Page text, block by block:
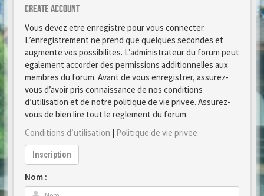
Create account
Vous devez etre enregistre pour vous connecter.
L’enregistrement ne prend que quelques secondes et
augmente vos possibilites. L’administrateur du forum peut
egalement accorder des permissions additionnelles aux
membres du forum. Avant de vous enregistrer, assurez-
vous d’avoir pris connaissance de nos conditions
d’utilisation et de notre politique de vie privee. Assurez-
vous de bien lire tout le reglement du forum.
Conditions d’utilisation | Politique de vie privee
Inscription
Nom :